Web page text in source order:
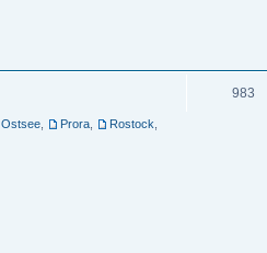
Ostsee Prora Rostock
983